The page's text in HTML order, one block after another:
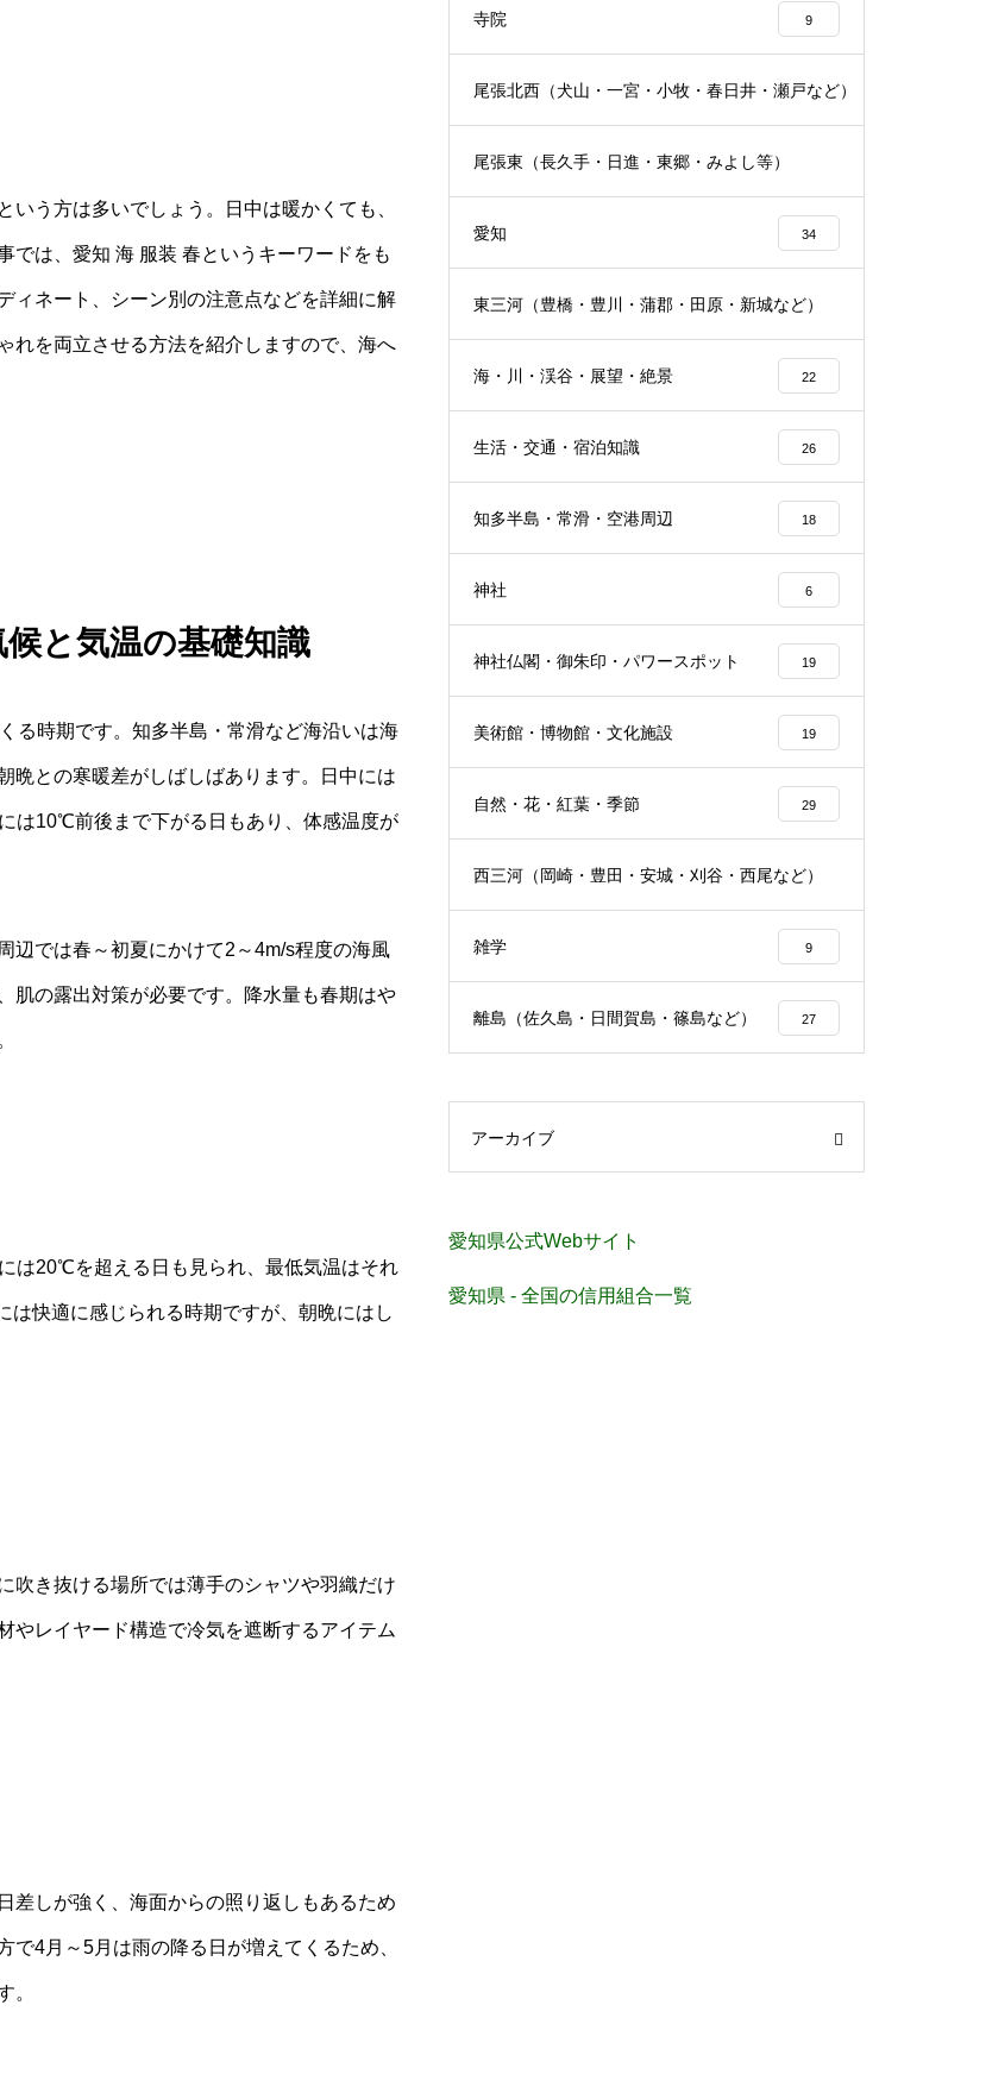
う方は多いでしょう。日中は暖かくても、
では、愛知 海 服装 春というキーワードをも
ィネート、シーン別の注意点などを詳細に解
れを両立させる方法を紹介しますので、海へ
と気温の基礎知識
る時期です。知多半島・常滑など海沿いは海
晩との寒暖差がしばしばあります。日中には
は10℃前後まで下がる日もあり、体感温度が
辺では春～初夏にかけて2～4m/s程度の海風
肌の露出対策が必要です。降水量も春期はや
は20℃を超える日も見られ、最低気温はそれ
快適に感じられる時期ですが、朝晩にはし
吹き抜ける場所では薄手のシャツや羽織だけ
やレイヤード構造で冷気を遮断するアイテム
差しが強く、海面からの照り返しもあるため
4月～5月は雨の降る日が増えてくるため、
。
寺院 9
尾張北西（犬山・一宮・小牧・春日井・瀬戸など）
尾張東（長久手・日進・東郷・みよし等）
愛知 34
東三河（豊橋・豊川・蒲郡・田原・新城など）
海・川・渓谷・展望・絶景 22
生活・交通・宿泊知識 26
知多半島・常滑・空港周辺 18
神社 6
神社仏閣・御朱印・パワースポット 19
美術館・博物館・文化施設 19
自然・花・紅葉・季節 29
西三河（岡崎・豊田・安城・刈谷・西尾など）
雑学 9
離島（佐久島・日間賀島・篠島など） 27
アーカイブ
愛知県公式Webサイト
愛知県 - 全国の信用組合一覧